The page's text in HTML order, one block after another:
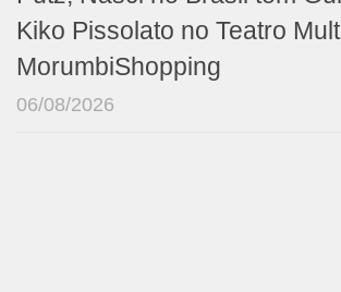
Kiko Pissolato no Teatro
MorumbiShopping
06/08/2026